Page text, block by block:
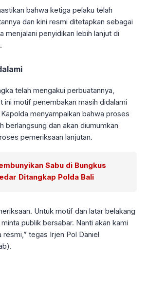
bahwa ketiga pelaku telah
dan kini resmi ditetapkan sebagai
menjalani penyidikan lebih lanjut di
telah mengakui perbuatannya,
ini motif penembakan masih didalami
menyampaikan bahwa proses
berlangsung dan akan diumumkan
pemeriksaan lanjutan.
Sabu di Bungkus
Ditangkap Polda Bali
Untuk motif dan latar belakang
publik bersabar. Nanti akan kami
tegas Irjen Pol Daniel